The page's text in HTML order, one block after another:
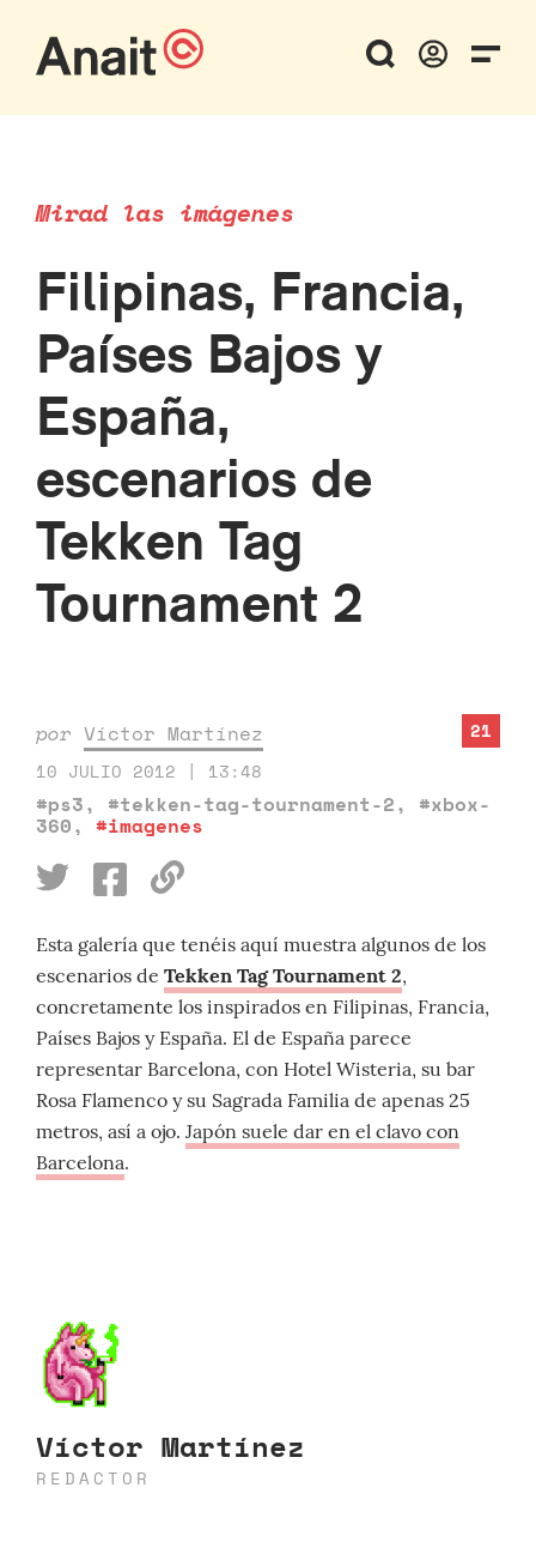
Mirad las imágenes
Filipinas, Francia,
Países Bajos y
España,
escenarios de
Tekken Tag
Tournament 2
por Víctor Martínez
10 JULIO 2012 | 13:48
#ps3, #tekken-tag-tournament-2, #xbox-
360, #imagenes
21
Esta galería que tenéis aquí muestra algunos de los
escenarios de Tekken Tag Tournament 2,
concretamente los inspirados en Filipinas, Francia,
Países Bajos y España. El de España parece
representar Barcelona, con Hotel Wisteria, su bar
Rosa Flamenco y su Sagrada Familia de apenas 25
metros, así a ojo. Japón suele dar en el clavo con
Barcelona.
Víctor Martínez
REDACTOR